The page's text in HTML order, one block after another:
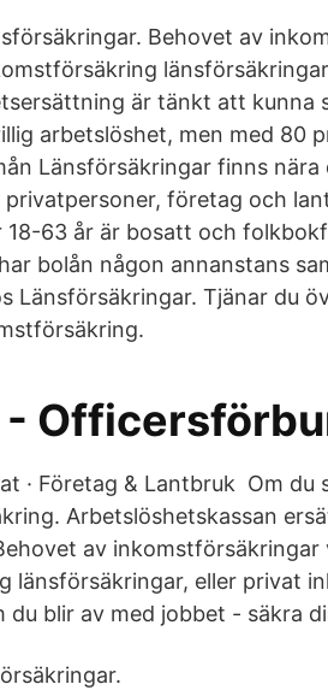
Behovet av
är tänkt att kunna
arbetslöshet, men med 80
Länsförsäkringar finns
företag och
63 år är bosatt och
bolån någon annanstans
Länsförsäkringar. Tjänar du
-
· Företag & Lantbruk​ Om
Arbetslöshetskassan
av inkomstförsäkringar
länsförsäkringar, eller privat
du blir av med jobbet - säkra